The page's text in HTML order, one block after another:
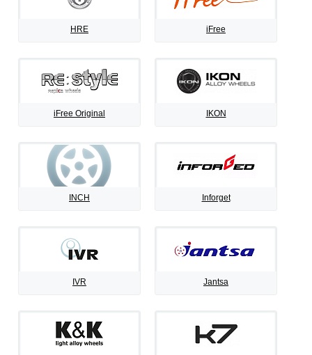
HRE iFree
iFree Original IKON
INCH Inforget
IVR Jantsa